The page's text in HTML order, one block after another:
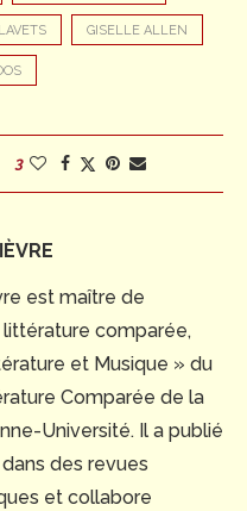
GISELLE ALLEN
3
est maître de
comparée,
et Musique » du
Comparée de la
Université. Il a publié
des revues
et collabore